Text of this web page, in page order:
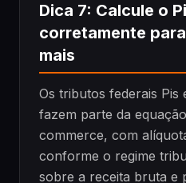
Dica 7: Calcule o
corretamente
mais
Os tributos federais Pis
fazem parte da
commerce, com
conforme o regime
sobre a receita bruta e